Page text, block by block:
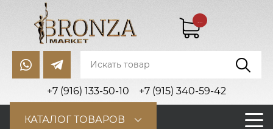
+7 (916) 133-50-10 +7 (915) 340-59-42
...
КАТАЛОГ ТОВАРОВ